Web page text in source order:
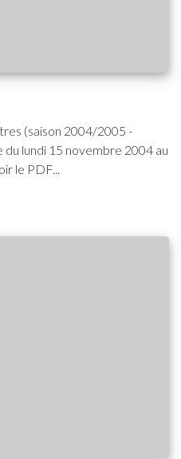
(saison 2004/2005 -
lundi 15 novembre 2004 au
le PDF...